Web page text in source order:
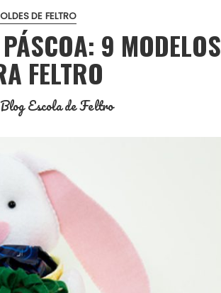
DE FELTRO
9 MODELOS
FELTRO
Blog Escola de Feltro